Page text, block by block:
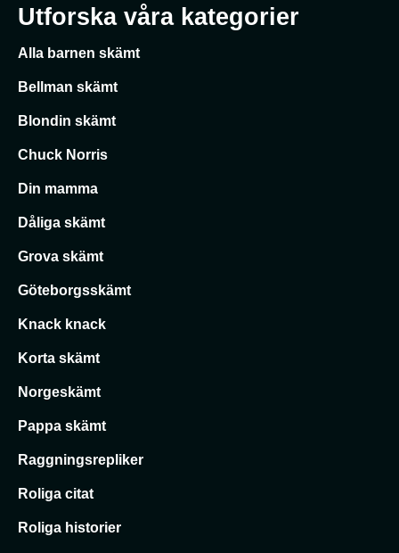
Utforska våra kategorier
Alla barnen skämt
Bellman skämt
Blondin skämt
Chuck Norris
Din mamma
Dåliga skämt
Grova skämt
Göteborgsskämt
Knack knack
Korta skämt
Norgeskämt
Pappa skämt
Raggningsrepliker
Roliga citat
Roliga historier